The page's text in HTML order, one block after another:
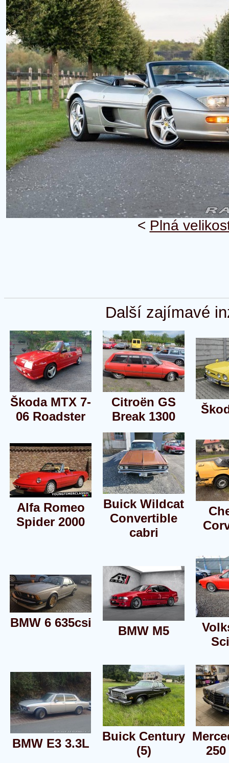
< Plná
Další zajímavé
Škoda MTX 7-
06 Roadster
Citroën GS
Break 1300
Alfa Romeo
Spider 2000
Buick Wildcat
Convertible
cabri
BMW 6 635csi
BMW M5
BMW E3 3.3L
Buick Century
(5)